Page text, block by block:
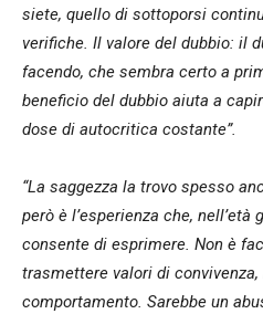
siete, quello di sottoporsi
verifiche. Il valore del dubbio: il
facendo, che sembra certo a
beneficio del dubbio aiuta a
dose di autocritica costante”.
“La saggezza la trovo spesso
però è l’esperienza che, nell’età
consente di esprimere. Non è
trasmettere valori di
comportamento. Sarebbe un